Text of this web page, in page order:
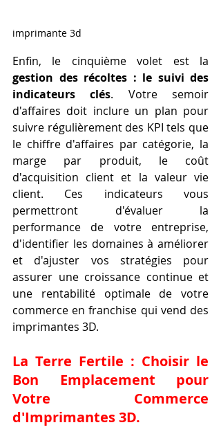
imprimante 3d
gestion des récoltes : le suivi des
indicateurs clés. Votre semoir
d'affaires doit inclure un plan pour
suivre régulièrement des KPI tels que
le chiffre d'affaires par catégorie, la
marge par produit, le coût
d'acquisition client et la valeur vie
client. Ces indicateurs vous
permettront d'évaluer la
performance de votre entreprise,
d'identifier les domaines à améliorer
et d'ajuster vos stratégies pour
assurer une croissance continue et
une rentabilité optimale de votre
commerce en franchise qui vend des
imprimantes 3D.
La Terre Fertile : Choisir le
Bon Emplacement pour
Votre Commerce
d'Imprimantes 3D.